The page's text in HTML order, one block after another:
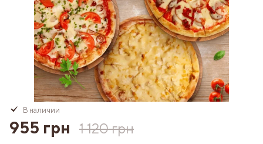
В наличии
955 грн 1 120 грн